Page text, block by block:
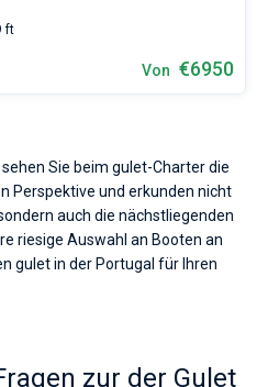
ft
Von €6950
Sie beim gulet-Charter die
Perspektive und erkunden nicht
auch die nächstliegenden
riesige Auswahl an Booten an
gulet in der Portugal für Ihren
zur der Gulet